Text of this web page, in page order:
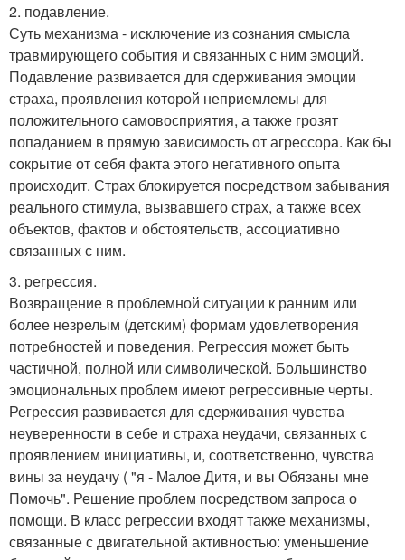
2. подавление.
Суть механизма - исключение из сознания смысла
травмирующего события и связанных с ним эмоций.
Подавление развивается для сдерживания эмоции
страха, проявления которой неприемлемы для
положительного самовосприятия, а также грозят
попаданием в прямую зависимость от агрессора. Как бы
сокрытие от себя факта этого негативного опыта
происходит. Страх блокируется посредством забывания
реального стимула, вызвавшего страх, а также всех
объектов, фактов и обстоятельств, ассоциативно
связанных с ним.
3. регрессия.
Возвращение в проблемной ситуации к ранним или
более незрелым (детским) формам удовлетворения
потребностей и поведения. Регрессия может быть
частичной, полной или символической. Большинство
эмоциональных проблем имеют регрессивные черты.
Регрессия развивается для сдерживания чувства
неуверенности в себе и страха неудачи, связанных с
проявлением инициативы, и, соответственно, чувства
вины за неудачу ( "я - Малое Дитя, и вы Обязаны мне
Помочь". Решение проблем посредством запроса о
помощи. В класс регрессии входят также механизмы,
связанные с двигательной активностью: уменьшение